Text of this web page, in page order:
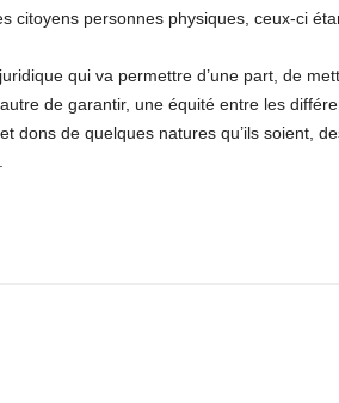
citoyens personnes physiques, ceux-ci
qui va permettre d’une part, de
de garantir, une équité entre les
dons de quelques natures qu’ils soient,